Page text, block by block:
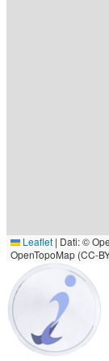
Leaflet | Dati: ©
OpenTopoMap (CC-